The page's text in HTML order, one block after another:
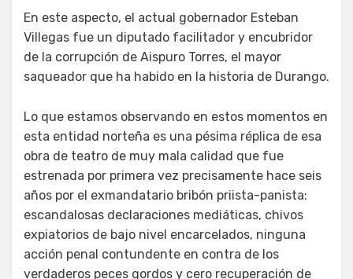
En este aspecto, el actual gobernador Esteban
Villegas fue un diputado facilitador y encubridor
de la corrupción de Aispuro Torres, el mayor
saqueador que ha habido en la historia de Durango.
Lo que estamos observando en estos momentos en
esta entidad norteña es una pésima réplica de esa
obra de teatro de muy mala calidad que fue
estrenada por primera vez precisamente hace seis
años por el exmandatario bribón priista-panista:
escandalosas declaraciones mediáticas, chivos
expiatorios de bajo nivel encarcelados, ninguna
acción penal contundente en contra de los
verdaderos peces gordos y cero recuperación de